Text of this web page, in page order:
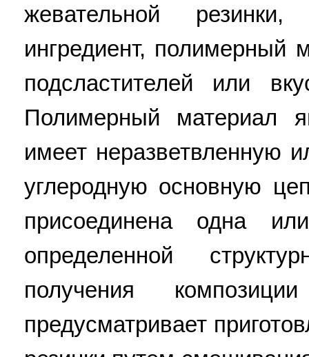
жевательной резинки,
ингредиент, полимерный
подсластителей или
Полимерный материал
имеет неразветвленную
углеродную основную
присоединена одна
определенной
получения
предусматривает